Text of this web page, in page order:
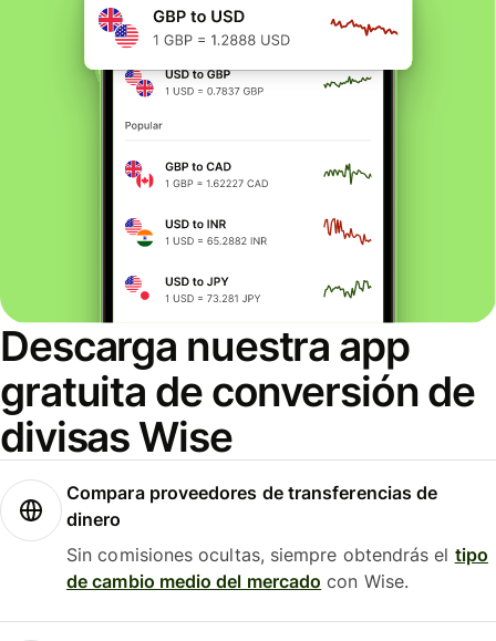
Descarga nuestra app
gratuita de conversión de
divisas Wise
Compara proveedores de transferencias de
dinero
Sin comisiones ocultas, siempre obtendrás el tipo
de cambio medio del mercado con Wise.